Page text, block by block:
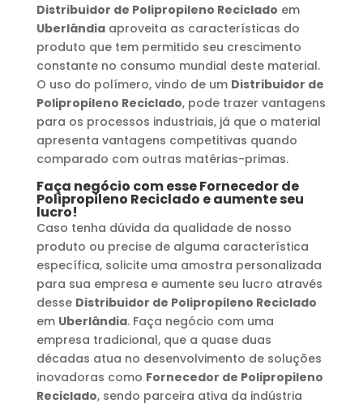
Distribuidor de Polipropileno Reciclado em
Uberlândiaaproveita as características do
produto que tem permitido seu crescimento
constante no consumo mundial deste material.
O uso do polímero, vindo de um Distribuidor de
Polipropileno Reciclado, pode trazer vantagens
para os processos industriais, já que o material
apresenta vantagens competitivas quando
comparado com outras matérias-primas.
Faça negócio com esseFornecedor de
Polipropileno Reciclado e aumente seu
lucro!
Caso tenha dúvida da qualidade de nosso
produto ou precise de alguma característica
específica, solicite uma amostra personalizada
para sua empresa e aumente seu lucro através
desse Distribuidor de Polipropileno Reciclado
em Uberlândia. Faça negócio com uma
empresa tradicional, que a quase duas
décadas atua no desenvolvimento de soluções
inovadoras como Fornecedor de Polipropileno
Reciclado, sendo parceira ativa da indústria